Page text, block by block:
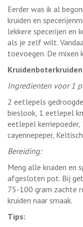
Eerder was ik al
kruiden en
lekkere specerijen en
als je zelf wilt.
toevoegen. De mixen
Ingredienten voor 1
2 eetlepels
bieslook, 1 eetlepel
eetlepel
cayennepeper,
Bereiding:
Meng alle kruiden en
afgesloten pot. Bij
75-100 gram zachte
kruiden naar smaak.
Tips: